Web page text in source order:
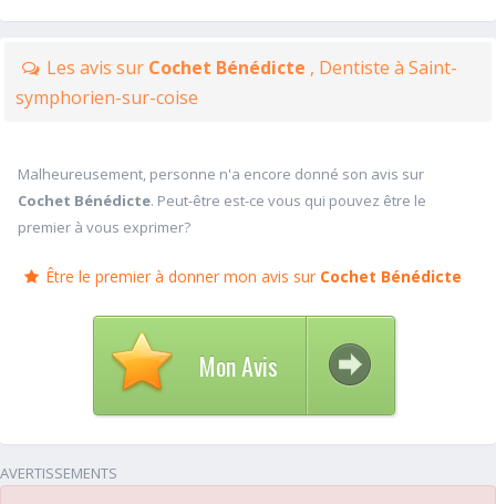
Les avis sur Cochet Bénédicte , Dentiste à Saint-
symphorien-sur-coise
Malheureusement, personne n'a encore donné son avis sur
Cochet Bénédicte. Peut-être est-ce vous qui pouvez être le
premier à vous exprimer?
Être le premier à donner mon avis sur Cochet Bénédicte
Mon Avis
AVERTISSEMENTS